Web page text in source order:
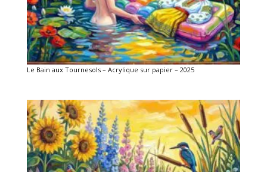
Le Bain aux Tournesols – Acrylique sur papier – 2025